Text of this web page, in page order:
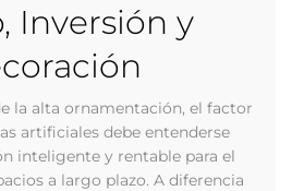
Inversión y
la alta ornamentación, el factor
artificiales debe entenderse
inteligente y rentable para el
a largo plazo. A diferencia